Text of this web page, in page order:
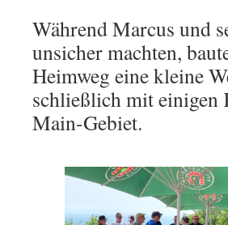
Während Marcus und
unsicher machten,
Heimweg eine kleine
schließlich mit einigen
Main-Gebiet.